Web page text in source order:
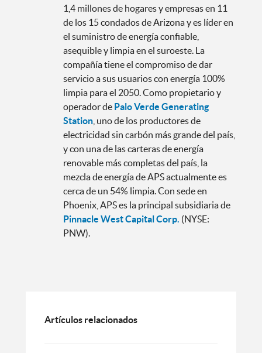
1,4 millones de hogares y empresas en 11
de los 15 condados de Arizona y es líder en
el suministro de energía confiable,
asequible y limpia en el suroeste. La
compañía tiene el compromiso de dar
servicio a sus usuarios con energía 100%
limpia para el 2050. Como propietario y
operador de Palo Verde Generating
Station , uno de los productores de
electricidad sin carbón más grande del país,
y con una de las carteras de energía
renovable más completas del país, la
mezcla de energía de APS actualmente es
cerca de un 54% limpia. Con sede en
Phoenix, APS es la principal subsidiaria de
Pinnacle West Capital Corp. (NYSE:
PNW).
Artículos relacionados